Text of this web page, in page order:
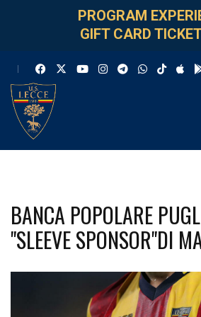
PROGRAM
GIFT CARD
BANCA POPOLARE
"SLEEVE SPONSOR"DI